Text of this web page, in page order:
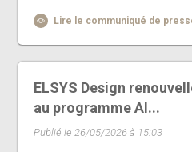
Lire le communiqué de
ELSYS Design
au programme Al...
Publié le 26/05/2026 à 15:03